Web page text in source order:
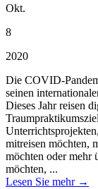
Okt.
8
2020
Die COVID-
seinen
Dieses Jahr reisen
mitreisen möchten,
möchten oder mehr
möchten, ...
Lesen Sie mehr →